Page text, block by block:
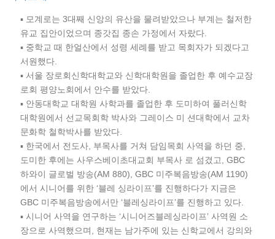
▪ 모계로는 3대째 신앙의 유산을 물려받았으나 부계는 철저한
유교 집안이었으며 종갓집 종손 가정에서 자랐다.
▪ 중학교 때 한얼산에서 성령 세례를 받고 목회자가 되겠다고
서원했다.
▪ 서울 장로회신학대학교와 신학대학원을 졸업한 후 예수교장
로회 평양노회에서 안수를 받았다.
▪ 안동대학교 대학원 사학과를 졸업한 후 도미하여 풀러신학
대학원에서 선교목회학 박사와 그레이스 미 션대학에서 교차
문화학 철학박사를 받았다.
▪ 한국에서 전도사, 부목사를 거쳐 담임목회 사역을 하던 중,
도미한 후에는 사우스베이초대교회 부목사 로 섬겼고, GBC
하와이 글로벌 방송(AM 880), GBC 미주복음방송(AM 1190)
에서 시니어를 위한 ‘블레 싱라이프’를 진행하다가 지금은
GBC 미주복음방송에서만 ‘블레싱라이프’를 진행하고 있다.
▪ 시니어 사역을 연구하는 ‘시니어즈블레싱라이프’ 사역원 소
장으로 사역했으며, 현재는 남가주에 있는 신학교에서 강의와